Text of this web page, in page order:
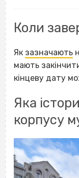
Коли
Як зазначають
мають
кінцеву дату
Яка
корпусу